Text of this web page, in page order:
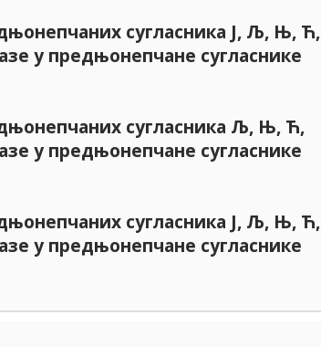
сугласника Ј, Љ, Њ, Ћ,
у предњонепчане сугласнике
сугласника Љ, Њ, Ћ,
у предњонепчане сугласнике
сугласника Ј, Љ, Њ, Ћ,
у предњонепчане сугласнике